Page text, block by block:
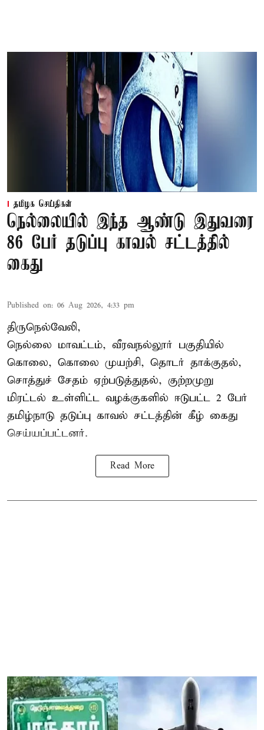
தமிழக செய்திகள்
நெல்லையில் இந்த ஆண்டு இதுவரை
86 பேர் தடுப்பு காவல் சட்டத்தில்
கைது
Published on: 06 Aug 2026, 4:33 pm
திருநெல்வேலி,
நெல்லை மாவட்டம், வீரவநல்லூர் பகுதியில்
கொலை, கொலை முயற்சி, தொடர் தாக்குதல்,
சொத்துச் சேதம் ஏற்படுத்துதல், குற்றமுறு
மிரட்டல் உள்ளிட்ட வழக்குகளில் ஈடுபட்ட 2 பேர்
தமிழ்நாடு தடுப்பு காவல் சட்டத்தின் கீழ் கைது
செய்யப்பட்டனர்.
Read More